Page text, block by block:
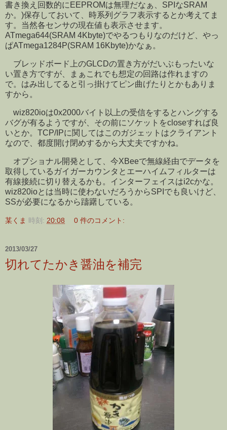
書き換え回数的にEEPROMは無理だなぁ、SPIなSRAM
か。)保存しておいて、時系列グラフ表示するとか考えてま
す。当然各センサの現在値も表示させます。
ATmega644(SRAM 4Kbyte)でやるつもりなのだけど、やっ
ぱATmega1284P(SRAM 16Kbyte)かなぁ。
ブレッドボード上のGLCDの置き方がだいぶもったいな
い置き方ですが、まぁこれでも想定の回路は作れますの
で。はみ出してると引っ掛けてピン曲げたりとかもありま
すから。
wiz820ioは0x2000バイト以上の受信をするとハングする
バグが有るようですが、その前にソケットをcloseすれば良
いとか。TCP/IPに関してはこのガジェットはクライアント
なので、都度開け閉めするから大丈夫ですかね。
オプショナル開発として、今XBeeで無線経由でデータを
取得しているガイガーカウンタとエーハイムフィルターは
有線接続に切り替えるかも。インターフェイスはi2cかな。
wiz820ioとは当時に使わないだろうからSPIでも良いけど、
SSが必要になるから躊躇している。
某くま 時刻: 20:08 0 件のコメント:
2013/03/27
切れてたかき醤油を補完